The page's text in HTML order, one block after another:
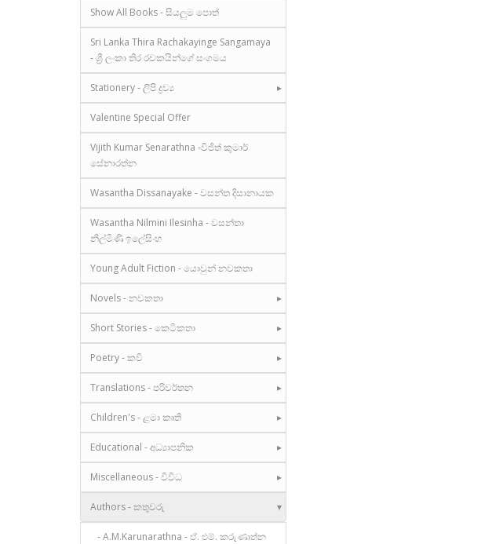
Show All Books - සියලුම පොත්
Sri Lanka Thira Rachakayinge Sangamaya
- ශ්‍රී ලංකා තිර රචකයින්ගේ සංගමය
Stationery - ලිපි ද්‍රව්‍ය
Valentine Special Offer
Vijith Kumar Senarathna -විජිත් කුමාර්
සේනාරත්න
Wasantha Dissanayake - වසන්ත දිසානායක
Wasantha Nilmini Ilesinha - වසන්තා
නිල්මිණි ඉලේසිංහ
Young Adult Fiction - යොවුන් නවකතා
Novels - නවකතා
Short Stories - කෙටිකතා
Poetry - කවි
Translations - පරිවර්තන
Children's - ළමා කෘති
Educational - අධ්‍යාපනික
Miscellaneous - විවිධ
Authors - කතුවරු
- A.M.Karunarathna - ඒ. එම්. කරුණාත්න